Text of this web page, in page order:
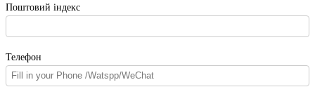
Поштовий індекс
Телефон